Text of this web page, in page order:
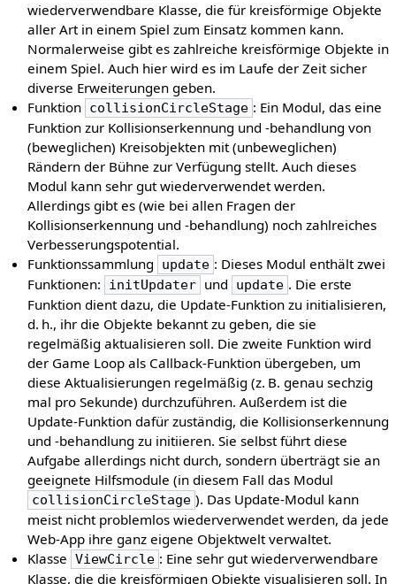
wiederverwendbare Klasse, die für kreisförmige Objekte
aller Art in einem Spiel zum Einsatz kommen kann.
Normalerweise gibt es zahlreiche kreisförmige Objekte in
einem Spiel. Auch hier wird es im Laufe der Zeit sicher
diverse Erweiterungen geben.
Funktion collisionCircleStage : Ein Modul, das eine
Funktion zur Kollisionserkennung und -behandlung von
(beweglichen) Kreisobjekten mit (unbeweglichen)
Rändern der Bühne zur Verfügung stellt. Auch dieses
Modul kann sehr gut wiederverwendet werden.
Allerdings gibt es (wie bei allen Fragen der
Kollisionserkennung und -behandlung) noch zahlreiches
Verbesserungspotential.
Funktionssammlung
update : Dieses Modul enthält zwei
Funktionen:
initUpdater und update . Die erste
Funktion dient dazu, die Update-Funktion zu initialisieren,
d. h., ihr die Objekte bekannt zu geben, die sie
regelmäßig aktualisieren soll. Die zweite Funktion wird
der Game Loop als Callback-Funktion übergeben, um
diese Aktualisierungen regelmäßig (z. B. genau sechzig
mal pro Sekunde) durchzuführen. Außerdem ist die
Update-Funktion dafür zuständig, die Kollisionserkennung
und -behandlung zu initiieren. Sie selbst führt diese
Aufgabe allerdings nicht durch, sondern überträgt sie an
geeignete Hilfsmodule (in diesem Fall das Modul
collisionCircleStage ). Das Update-Modul kann
meist nicht problemlos wiederverwendet werden, da jede
Web-App ihre ganz eigene Objektwelt verwaltet.
Klasse ViewCircle : Eine sehr gut wiederverwendbare
Klasse, die die kreisförmigen Objekte visualisieren soll. In